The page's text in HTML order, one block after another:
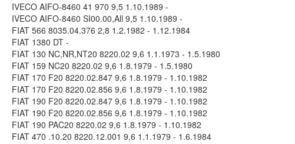
IVECO AIFO-8460 41 970 9,5 1.10.1989 -
IVECO AIFO-8460 SI00.00,All 9,5 1.10.1989 -
FIAT 566 8035.04.376 2,8 1.2.1982 - 1.12.1984
FIAT 1380 DT -
FIAT 130 NC,NR,NT20 8220.02 9,6 1.1.1973 - 1.5.1980
FIAT 159 NC20 8220.02 9,6 1.8.1979 - 1.5.1980
FIAT 170 F20 8220.02.847 9,6 1.8.1979 - 1.10.1982
FIAT 170 F20 8220.02.856 9,6 1.8.1979 - 1.10.1982
FIAT 190 F20 8220.02.847 9,6 1.8.1979 - 1.10.1982
FIAT 190 F20 8220.02.856 9,6 1.8.1979 - 1.10.1982
FIAT 190 PAC20 8220.02 9,6 1.8.1979 - 1.10.1982
FIAT 470 .10.20 8220.12.001 9,6 1.1.1979 - 1.6.1984